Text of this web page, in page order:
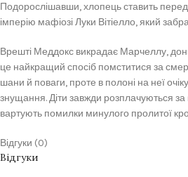
Подорослішавши, хлопець ставить
імперію мафіозі Луки Вітіелло, який
Врешті Меддокс викрадає Марчеллу,
це найкращий спосіб помститися за
шани й поваги, проте в полоні на неї
знущання. Діти завжди розплачуються за
вартують помилки минулого пролитої
Відгуки (0)
Відгуки